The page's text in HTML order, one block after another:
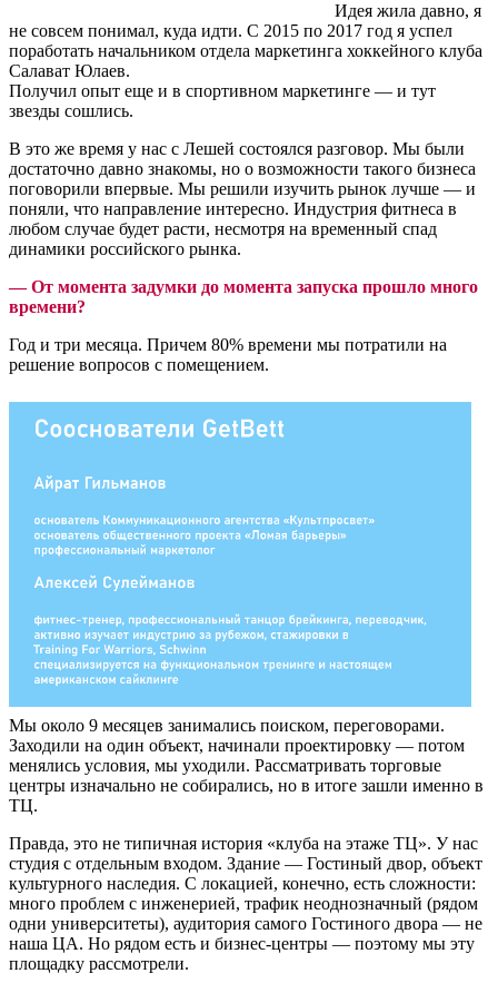
Идея жила давно, я
не совсем понимал, куда идти. С 2015 по 2017 год я успел
поработать начальником отдела маркетинга хоккейного клуба
Салават Юлаев.
Получил опыт еще и в спортивном маркетинге — и тут
звезды сошлись.
В это же время у нас с Лешей состоялся разговор. Мы были
достаточно давно знакомы, но о возможности такого бизнеса
поговорили впервые. Мы решили изучить рынок лучше — и
поняли, что направление интересно. Индустрия фитнеса в
любом случае будет расти, несмотря на временный спад
динамики российского рынка.
— От момента задумки до момента запуска прошло много
времени?
Год и три месяца. Причем 80% времени мы потратили на
решение вопросов с помещением.
Мы около 9 месяцев занимались поиском, переговорами.
Заходили на один объект, начинали проектировку — потом
менялись условия, мы уходили. Рассматривать торговые
центры изначально не собирались, но в итоге зашли именно в
ТЦ.
Правда, это не типичная история «клуба на этаже ТЦ». У нас
студия с отдельным входом. Здание — Гостиный двор, объект
культурного наследия. С локацией, конечно, есть сложности:
много проблем с инженерией, трафик неоднозначный (рядом
одни университеты), аудитория самого Гостиного двора — не
наша ЦА. Но рядом есть и бизнес-центры — поэтому мы эту
площадку рассмотрели.